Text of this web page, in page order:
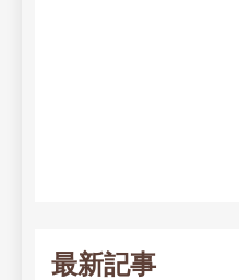
最新記事